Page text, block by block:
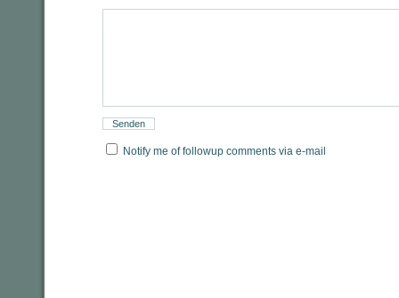
Notify me of followup comments via e-mail